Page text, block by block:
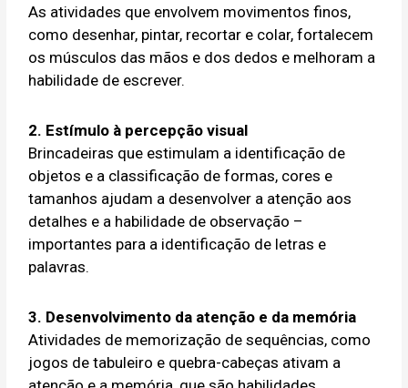
As atividades que envolvem movimentos finos,
como desenhar, pintar, recortar e colar, fortalecem
os músculos das mãos e dos dedos e melhoram a
habilidade de escrever.
2. Estímulo à percepção visual
Brincadeiras que estimulam a identificação de
objetos e a classificação de formas, cores e
tamanhos ajudam a desenvolver a atenção aos
detalhes e a habilidade de observação –
importantes para a identificação de letras e
palavras.
3. Desenvolvimento da atenção e da memória
Atividades de memorização de sequências, como
jogos de tabuleiro e quebra-cabeças ativam a